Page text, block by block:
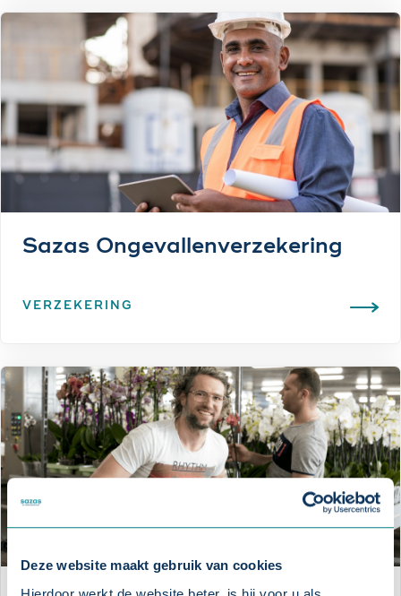
Deze website maakt gebruik van cookies
Sazas Ongevallenverzekering
VERZEKERING